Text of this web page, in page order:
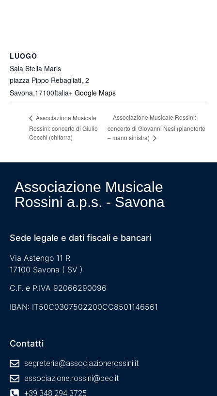
LUOGO
Sala Stella Maris
piazza Pippo Rebagliati, 2
Savona,17100Italia+ Google Maps
Associazione Musicale
Rossini: concerto di Giulio
Cecchi (chitarra)
Associazione Musicale Rossini:
concerto di Giovanni Nesi (pianoforte
– mano sinistra)
Associazione Musicale
Rossini a.p.s. - Savona
Sede legale e dati fiscali e bancari
Via Astengo 11 R
17100 Savona ( SV )
C.F. e P.IVA 92066290096
IBAN: IT50C0307502200CC8501146561
Contatti
segreteria@associazionerossini.it
associazione.rossini@pec.it
+39 348 294 3725